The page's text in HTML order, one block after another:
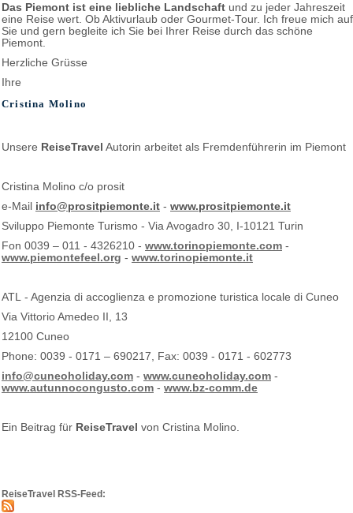
Das Piemont ist eine liebliche Landschaft und zu jeder Jahreszeit
eine Reise wert. Ob Aktivurlaub oder Gourmet-Tour. Ich freue mich auf
Sie und gern begleite ich Sie bei Ihrer Reise durch das schöne
Piemont.
Herzliche Grüsse
Ihre
Cristina Molino
Unsere ReiseTravel Autorin arbeitet als Fremdenführerin im Piemont
Cristina Molino c/o prosit
e-Mail info@prositpiemonte.it - www.prositpiemonte.it
Sviluppo Piemonte Turismo - Via Avogadro 30, I-10121 Turin
Fon 0039 – 011 - 4326210 - www.torinopiemonte.com -
www.piemontefeel.org - www.torinopiemonte.it
ATL - Agenzia di accoglienza e promozione turistica locale di Cuneo
Via Vittorio Amedeo II, 13
12100 Cuneo
Phone: 0039 - 0171 – 690217, Fax: 0039 - 0171 - 602773
info@cuneoholiday.com - www.cuneoholiday.com -
www.autunnocongusto.com - www.bz-comm.de
Ein Beitrag für ReiseTravel von Cristina Molino
ReiseTravel RSS-Feed: